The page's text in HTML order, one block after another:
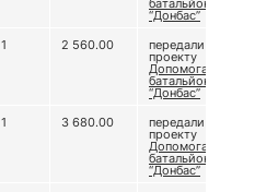
батальйону
“Донбас”
1 2 560.00 передали
проекту
Допомога
батальйону
“Донбас”
1 3 680.00 передали
проекту
Допомога
батальйону
“Донбас”